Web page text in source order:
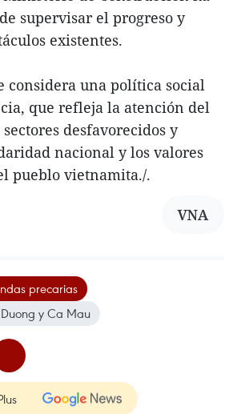
supervisar el progreso y
existentes.
considera una política social
que refleja la atención del
desfavorecidos y
nacional y los valores
pueblo vietnamita./.
VNA
precarias
y Ca Mau